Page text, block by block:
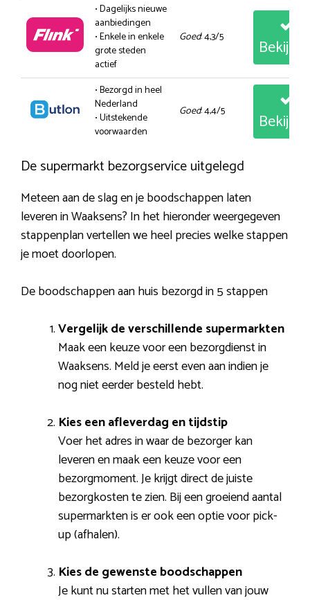
• Dagelijks nieuwe
aanbiedingen
• Enkele in enkele
grote steden
actief
Goed: 4,3/5
• Bezorgd in heel
Nederland
• Uitstekende
voorwaarden
Goed: 4,4/5
De supermarkt bezorgservice uitgelegd
Meteen aan de slag en je boodschappen laten
leveren in Waaksens? In het hieronder weergegeven
stappenplan vertellen we heel precies welke stappen
je moet doorlopen.
De boodschappen aan huis bezorgd in 5 stappen
Vergelijk de verschillende supermarkten
Maak een keuze voor een bezorgdienst in
Waaksens. Meld je eerst even aan indien je
nog niet eerder besteld hebt.
Kies een afleverdag en tijdstip
Voer het adres in waar de bezorger kan
leveren en maak een keuze voor een
bezorgmoment. Je krijgt direct de juiste
bezorgkosten te zien. Bij een groeiend aantal
supermarkten is er ook een optie voor pick-
up (afhalen).
Kies de gewenste boodschappen
Je kunt nu starten met het vullen van jouw